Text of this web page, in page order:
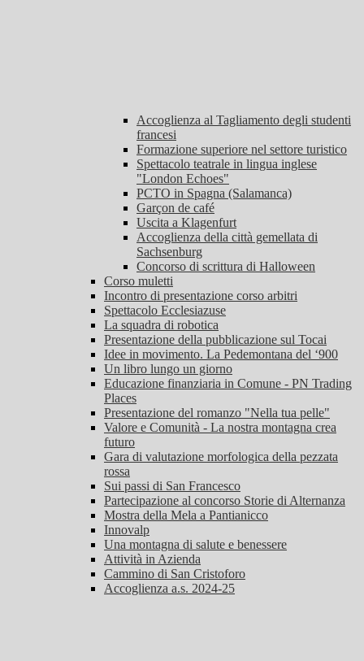
Accoglienza al Tagliamento degli studenti
francesi
Formazione superiore nel settore turistico
Spettacolo teatrale in lingua inglese
"London Echoes"
PCTO in Spagna (Salamanca)
Garçon de café
Uscita a Klagenfurt
Accoglienza della città gemellata di
Sachsenburg
Concorso di scrittura di Halloween
Corso muletti
Incontro di presentazione corso arbitri
Spettacolo Ecclesiazuse
La squadra di robotica
Presentazione della pubblicazione sul Tocai
Idee in movimento. La Pedemontana del ‘900
Un libro lungo un giorno
Educazione finanziaria in Comune - PN Trading
Places
Presentazione del romanzo "Nella tua pelle"
Valore e Comunità - La nostra montagna crea
futuro
Gara di valutazione morfologica della pezzata
rossa
Sui passi di San Francesco
Partecipazione al concorso Storie di Alternanza
Mostra della Mela a Pantianicco
Innovalp
Una montagna di salute e benessere
Attività in Azienda
Cammino di San Cristoforo
Accoglienza a.s. 2024-25